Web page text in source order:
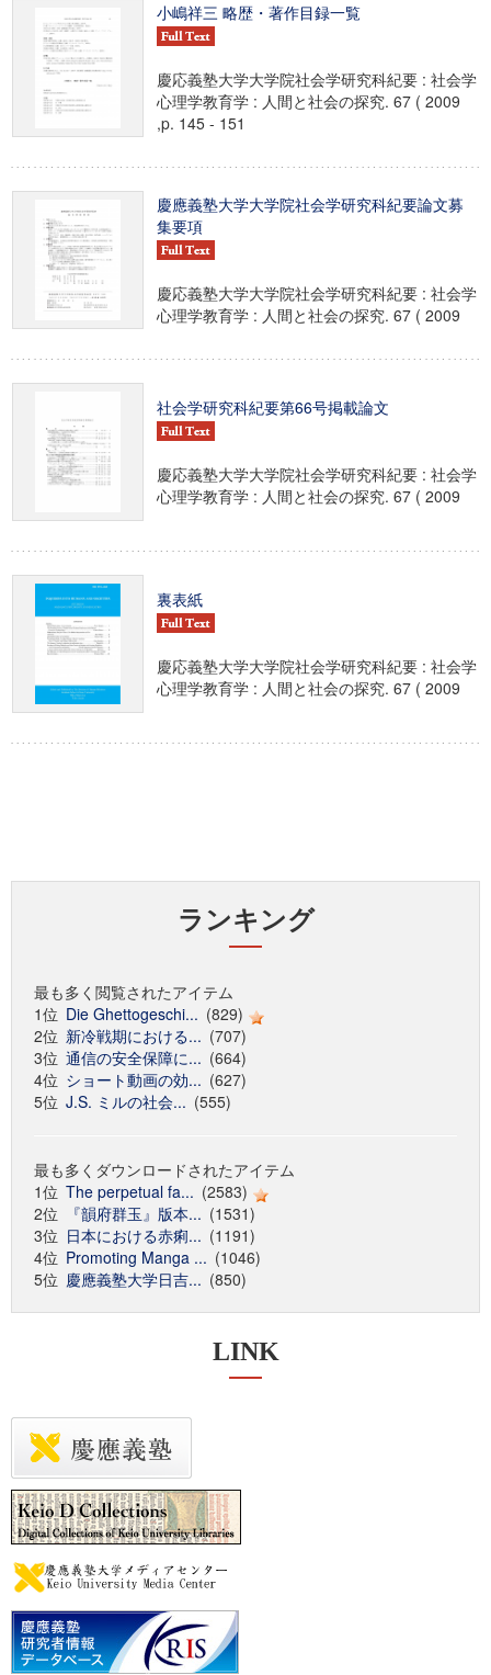
小嶋祥三 略歴・著作目録一覧
慶応義塾大学大学院社会学研究科紀要 : 社会学
心理学教育学 : 人間と社会の探究. 67 ( 2009
,p. 145 - 151
慶應義塾大学大学院社会学研究科紀要論文募
集要項
慶応義塾大学大学院社会学研究科紀要 : 社会学
心理学教育学 : 人間と社会の探究. 67 ( 2009
社会学研究科紀要第66号掲載論文
慶応義塾大学大学院社会学研究科紀要 : 社会学
心理学教育学 : 人間と社会の探究. 67 ( 2009
裏表紙
慶応義塾大学大学院社会学研究科紀要 : 社会学
心理学教育学 : 人間と社会の探究. 67 ( 2009
ランキング
最も多く閲覧されたアイテム
1位 Die Ghettogeschi... (829)
2位 新冷戦期における... (707)
3位 通信の安全保障に... (664)
4位 ショート動画の効... (627)
5位 J.S. ミルの社会... (555)
最も多くダウンロードされたアイテム
1位 The perpetual fa... (2583)
2位
『韻府群玉』版本... (1531)
3位 日本における赤痢... (1191)
4位 Promoting Manga ... (1046)
5位 慶應義塾大学日吉... (850)
LINK